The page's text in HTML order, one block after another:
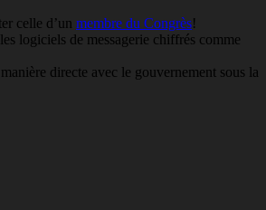
celle d’un membre du Congrès!
logiciels de messagerie chiffrés comme
directe avec le gouvernement sous la